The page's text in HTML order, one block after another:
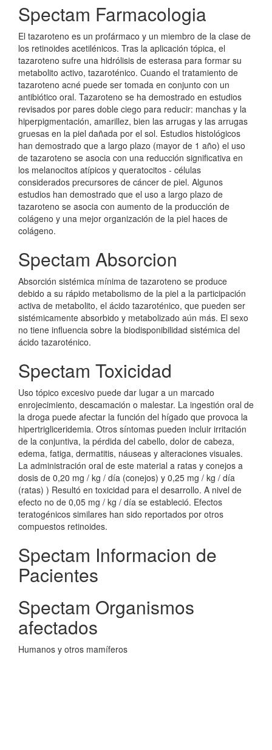
Spectam Farmacologia
El tazaroteno es un profármaco y un miembro de la clase de
los retinoides acetilénicos. Tras la aplicación tópica, el
tazaroteno sufre una hidrólisis de esterasa para formar su
metabolito activo, tazaroténico. Cuando el tratamiento de
tazaroteno acné puede ser tomada en conjunto con un
antibiótico oral. Tazaroteno se ha demostrado en estudios
revisados por pares doble ciego para reducir: manchas y la
hiperpigmentación, amarillez, bien las arrugas y las arrugas
gruesas en la piel dañada por el sol. Estudios histológicos
han demostrado que a largo plazo (mayor de 1 año) el uso
de tazaroteno se asocia con una reducción significativa en
los melanocitos atípicos y queratocitos - células
considerados precursores de cáncer de piel. Algunos
estudios han demostrado que el uso a largo plazo de
tazaroteno se asocia con aumento de la producción de
colágeno y una mejor organización de la piel haces de
colágeno.
Spectam Absorcion
Absorción sistémica mínima de tazaroteno se produce
debido a su rápido metabolismo de la piel a la participación
activa de metabolito, el ácido tazaroténico, que pueden ser
sistémicamente absorbido y metabolizado aún más. El sexo
no tiene influencia sobre la biodisponibilidad sistémica del
ácido tazaroténico.
Spectam Toxicidad
Uso tópico excesivo puede dar lugar a un marcado
enrojecimiento, descamación o malestar. La ingestión oral de
la droga puede afectar la función del hígado que provoca la
hipertrigliceridemia. Otros síntomas pueden incluir irritación
de la conjuntiva, la pérdida del cabello, dolor de cabeza,
edema, fatiga, dermatitis, náuseas y alteraciones visuales.
La administración oral de este material a ratas y conejos a
dosis de 0,20 mg / kg / día (conejos) y 0,25 mg / kg / día
(ratas) ) Resultó en toxicidad para el desarrollo. A nivel de
efecto no de 0,05 mg / kg / día se estableció. Efectos
teratogénicos similares han sido reportados por otros
compuestos retinoides.
Spectam Informacion de
Pacientes
Spectam Organismos
afectados
Humanos y otros mamíferos